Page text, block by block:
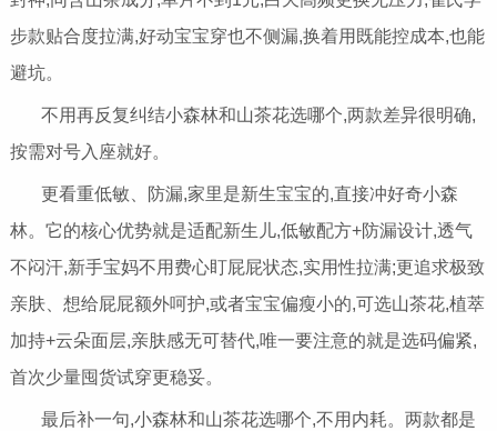
步款贴合度拉满,好动宝宝穿也不侧漏,换着用既能控成本,也能
避坑。
不用再反复纠结小森林和山茶花选哪个,两款差异很明确,
按需对号入座就好。
更看重低敏、防漏,家里是新生宝宝的,直接冲好奇小森
林。它的核心优势就是适配新生儿,低敏配方+防漏设计,透气
不闷汗,新手宝妈不用费心盯屁屁状态,实用性拉满;更追求极致
亲肤、想给屁屁额外呵护,或者宝宝偏瘦小的,可选山茶花,植萃
加持+云朵面层,亲肤感无可替代,唯一要注意的就是选码偏紧,
首次少量囤货试穿更稳妥。
最后补一句,小森林和山茶花选哪个,不用内耗。两款都是